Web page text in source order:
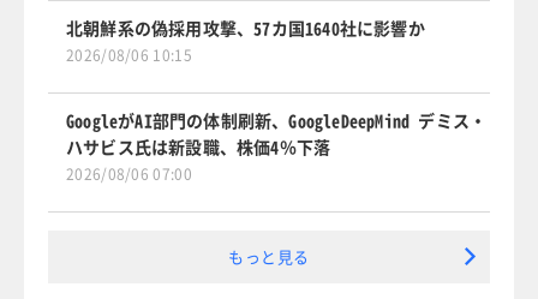
北朝鮮系の偽採用攻撃、57カ国1640社に影響か
2026/08/06 10:15
GoogleがAI部門の体制刷新、GoogleDeepMind デミス・
ハサビス氏は新設職、株価4％下落
2026/08/06 07:00
もっと見る